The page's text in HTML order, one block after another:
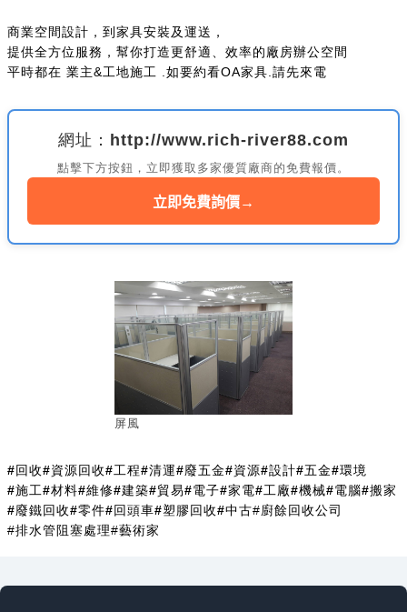
商業空間設計，到家具安裝及運送，
提供全方位服務，幫你打造更舒適、效率的廠房辦公空間
平時都在 業主&工地施工 .如要約看OA家具.請先來電
網址：http://www.rich-river88.com
點擊下方按鈕，立即獲取多家優質廠商的免費報價。
立即免費詢價→
屏風
#回收#資源回收#工程#清運#廢五金#資源#設計#五金#環境
#施工#材料#維修#建築#貿易#電子#家電#工廠#機械#電腦#搬家
#廢鐵回收#零件#回頭車#塑膠回收#中古#廚餘回收公司
#排水管阻塞處理#藝術家